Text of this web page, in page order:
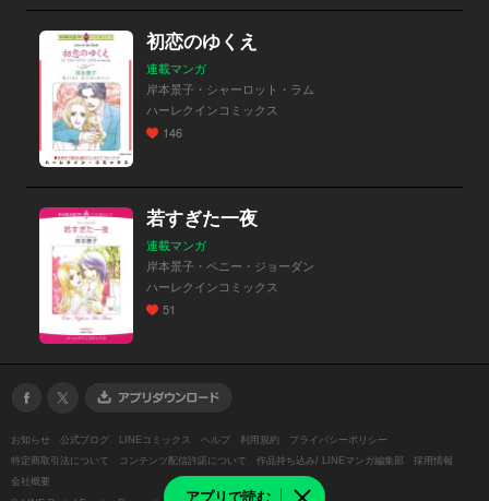
アプリで読む
初恋のゆくえ
連載マンガ
岸本景子・シャーロット・ラム
ハーレクインコミックス
146
若すぎた一夜
連載マンガ
岸本景子・ペニー・ジョーダン
ハーレクインコミックス
51
お知らせ 公式ブログ LINEコミックス ヘルプ 利用規約
プライバシーポリシー
特定商取引法について
コンテンツ配信許諾について 作品持ち込み/ LINEマンガ編集部
採用情報
会社概要